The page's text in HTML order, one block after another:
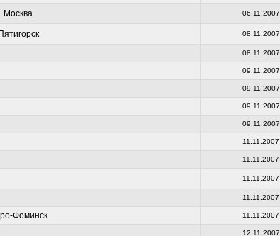
Москва 06.11.2007
Пятигорск 08.11.2007
08.11.2007
09.11.2007
09.11.2007
09.11.2007
09.11.2007
11.11.2007
11.11.2007
11.11.2007
11.11.2007
Фоминск 11.11.2007
12.11.2007